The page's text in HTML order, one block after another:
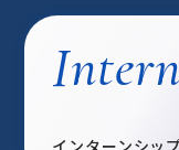
インターンシッ